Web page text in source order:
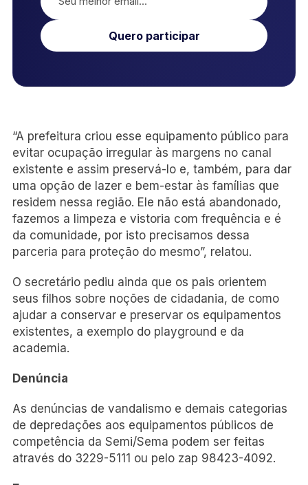
Quero participar
“A prefeitura criou esse equipamento público para
evitar ocupação irregular às margens no canal
existente e assim preservá-lo e, também, para dar
uma opção de lazer e bem-estar às famílias que
residem nessa região. Ele não está abandonado,
fazemos a limpeza e vistoria com frequência e é
da comunidade, por isto precisamos dessa
parceria para proteção do mesmo”, relatou.
O secretário pediu ainda que os pais orientem
seus filhos sobre noções de cidadania, de como
ajudar a conservar e preservar os equipamentos
existentes, a exemplo do playground e da
academia.
Denúncia
As denúncias de vandalismo e demais categorias
de depredações aos equipamentos públicos de
competência da Semi/Sema podem ser feitas
através do 3229-5111 ou pelo zap 98423-4092.